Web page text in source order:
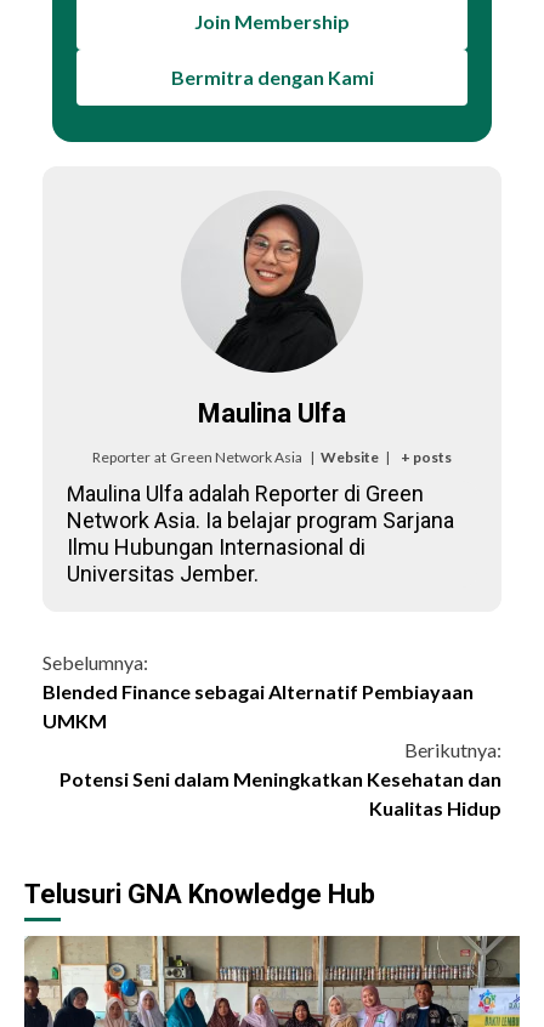
Join Membership
Bermitra dengan Kami
Maulina Ulfa
Reporter at Green Network Asia | Website | + posts
Maulina Ulfa adalah Reporter di Green
Network Asia. Ia belajar program Sarjana
Ilmu Hubungan Internasional di
Universitas Jember.
Continue
Reading
Sebelumnya:
Blended Finance sebagai Alternatif Pembiayaan
UMKM
Berikutnya:
Potensi Seni dalam Meningkatkan Kesehatan dan
Kualitas Hidup
Telusuri GNA Knowledge Hub